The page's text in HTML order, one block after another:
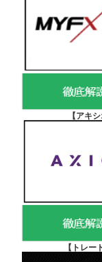
【アキ
【 トレー